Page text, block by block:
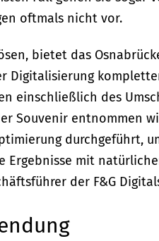
oftmals nicht vor.
bietet das
Digitalisierung
einschließlich des
Souvenir entnommen
durchgeführt,
Ergebnisse mit
der F&G